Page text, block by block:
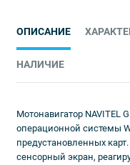
ОПИСАНИЕ
НАЛИЧИЕ
Мотонавигатор NAVITEL
операционной системы
предустановленных
сенсорный экран,